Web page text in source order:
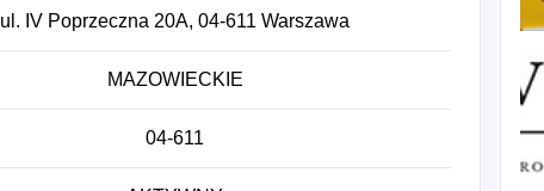
ul. IV Poprzeczna 20A, 04-611 Warszawa
MAZOWIECKIE
04-611